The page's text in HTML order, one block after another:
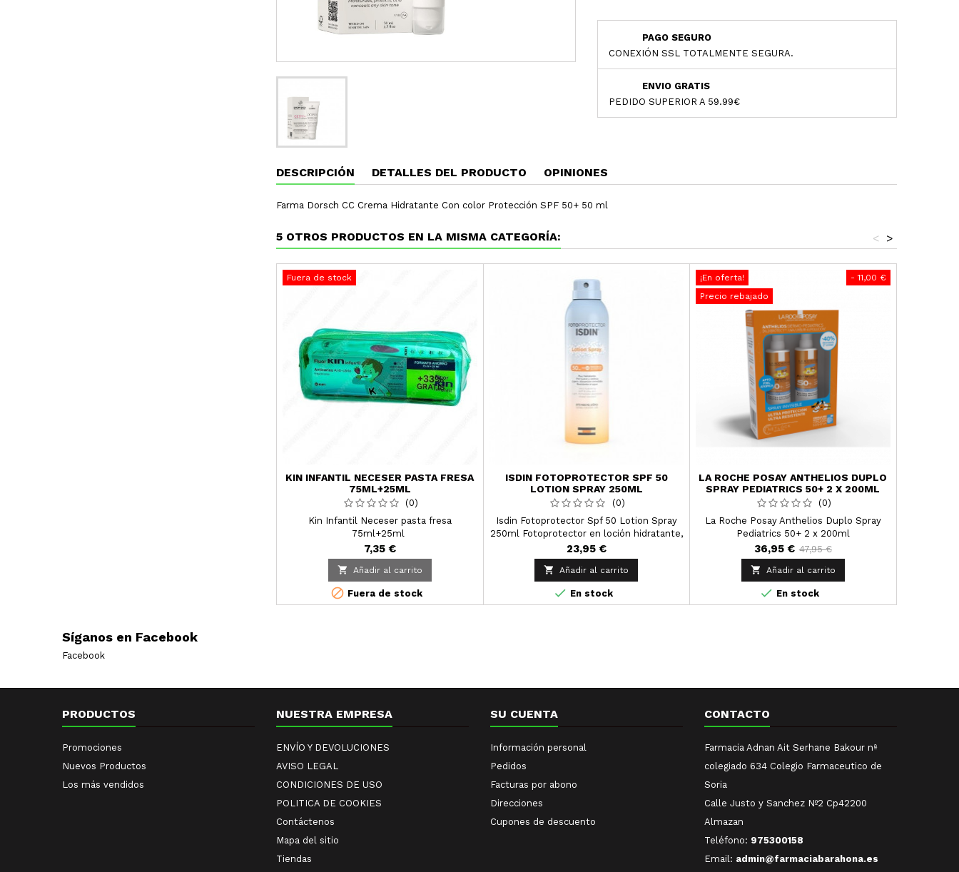
PAGO SEGURO
CONEXIÓN SSL TOTALMENTE SEGURA.
ENVIO GRATIS
PEDIDO SUPERIOR A 59.99€
DESCRIPCIÓN DETALLES DEL PRODUCTO OPINIONES
Farma Dorsch CC Crema Hidratante Con color Protección SPF 50+ 50 ml
5 OTROS PRODUCTOS EN LA MISMA CATEGORÍA: >
<
Fuera de stock
KIN INFANTIL NECESER PASTA FRESA
75ML+25ML
(0)
Kin Infantil Neceser pasta fresa
75ml+25ml
7,35 €
 Añadir al carrito
 Fuera de stock
ISDIN FOTOPROTECTOR SPF 50
LOTION SPRAY 250ML
(0)
Isdin Fotoprotector Spf 50 Lotion Spray
250ml Fotoprotector en loción hidratante,
ligera y de absorción inmediata.
23,95 €
 Añadir al carrito
 En stock
- 11,00 €
¡En oferta!
Precio rebajado
LA ROCHE POSAY ANTHELIOS DUPLO
SPRAY PEDIATRICS 50+ 2 X 200ML
(0)
La Roche Posay Anthelios Duplo Spray
Pediatrics 50+ 2 x 200ml
36,95 € 47,95 €

Añadir al carrito
 En stock
Síganos en Facebook
Facebook
PRODUCTOS
Promociones
Nuevos Productos
Los más vendidos
NUESTRA EMPRESA
ENVÍO Y DEVOLUCIONES
AVISO LEGAL
CONDICIONES DE USO
POLITICA DE COOKIES
Contáctenos
Mapa del sitio
Tiendas
SU CUENTA
Información personal
Pedidos
Facturas por abono
Direcciones
Cupones de descuento
CONTACTO
Farmacia Adnan Ait Serhane Bakour nª
colegiado 634 Colegio Farmaceutico de
Soria
Calle Justo y Sanchez Nº2 Cp42200
Almazan
Teléfono: 975300158
Email: admin@farmaciabarahona.es